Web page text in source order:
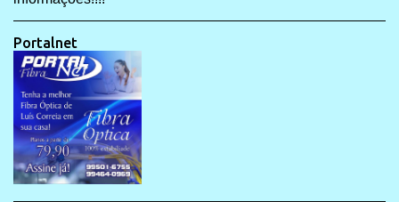
Portalnet